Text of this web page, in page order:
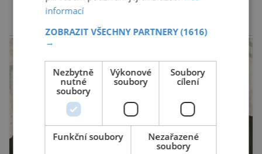
kontrolního a zkušebního ústavu zemědělského
zemědělství. Ornitologové varují, že v ohrožení
reklama
informací
ZOBRAZIT VŠECHNY PARTNERY(1616)
→
Nezbytně
nutné
soubory
Výkonové
soubory
Soubory
cílení
Funkční soubory
Nezařazené
soubory